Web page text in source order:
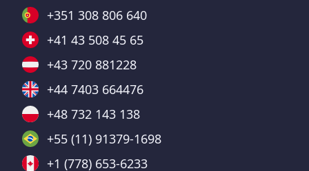
+351 308 806 640
+41 43 508 45 65
+43 720 881228
+44 7403 664476
+48 732 143 138
+55 (11) 91379-1698
+1 (778) 653-6233